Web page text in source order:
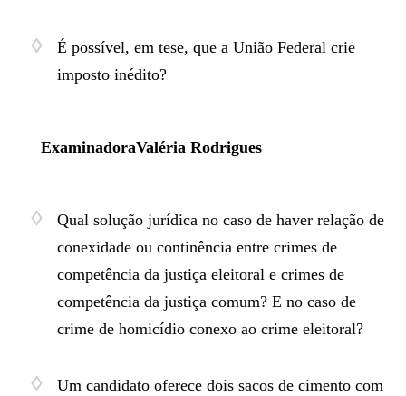
É possível, em tese, que a União Federal crie
imposto inédito?
ExaminadoraValéria Rodrigues
Qual solução jurídica no caso de haver relação de
conexidade ou continência entre crimes de
competência da justiça eleitoral e crimes de
competência da justiça comum? E no caso de
crime de homicídio conexo ao crime eleitoral?
Um candidato oferece dois sacos de cimento com